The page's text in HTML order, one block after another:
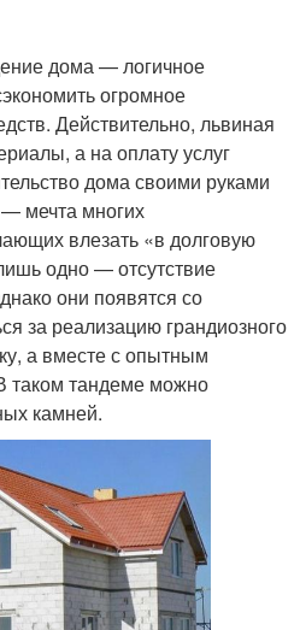
дома — логичное
огромное
Действительно, львиная
а на оплату услуг
дома своими руками
— мечта многих
влезать «в долговую
одно — отсутствие
они появятся со
за реализацию грандиозного
а вместе с опытным
таком тандеме можно
камней.